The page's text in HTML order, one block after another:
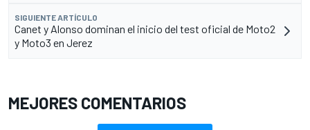
SIGUIENTE ARTÍCULO
Canet y Alonso dominan el inicio del test oficial de Moto2
y Moto3 en Jerez
MEJORES COMENTARIOS